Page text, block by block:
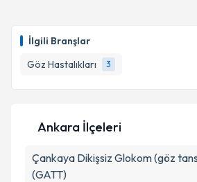
İlgili Branşlar
Göz Hastalıkları
3
takvim hazırlandığında e-posta
E-posta Adresiniz
Metni'ni okudum ve kişisel
Ankara İlçeleri
Çankaya Dikişsiz Glokom (göz
(GATT)